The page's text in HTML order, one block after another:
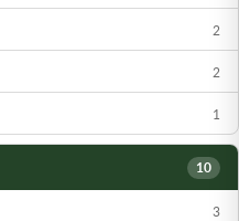
2
2
1
10
3